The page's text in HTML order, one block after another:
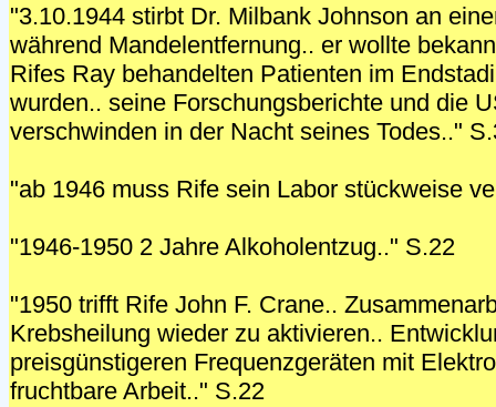
"3.10.1944 stirbt Dr. Milbank Johnson an
während Mandelentfernung.. er wollte
Rifes Ray behandelten Patienten im
wurden.. seine Forschungsberichte und die
verschwinden in der Nacht seines Todes.."
"ab 1946 muss Rife sein Labor stückweise
"1946-1950 2 Jahre Alkoholentzug.." S.22
"1950 trifft Rife John F. Crane..
Krebsheilung wieder zu aktivieren..
preisgünstigeren Frequenzgeräten mit
fruchtbare Arbeit.." S.22